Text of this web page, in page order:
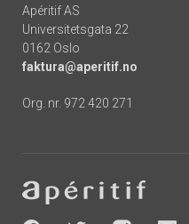
Apéritif AS
Universitetsgata 22
0162 Oslo
faktura@aperitif.no
Org. nr. 972 420 271
-